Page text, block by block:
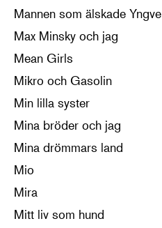
Mannen som älskade Yngve
Max Minsky och jag
Mean Girls
Mikro och Gasolin
Min lilla syster
Mina bröder och jag
Mina drömmars land
Mio
Mira
Mitt liv som hund